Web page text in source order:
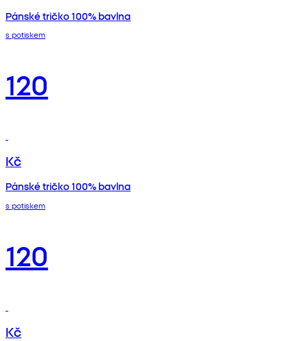
Pánské tričko 100% bavlna
s potiskem
120
Kč
Pánské tričko 100% bavlna
s potiskem
120
Kč